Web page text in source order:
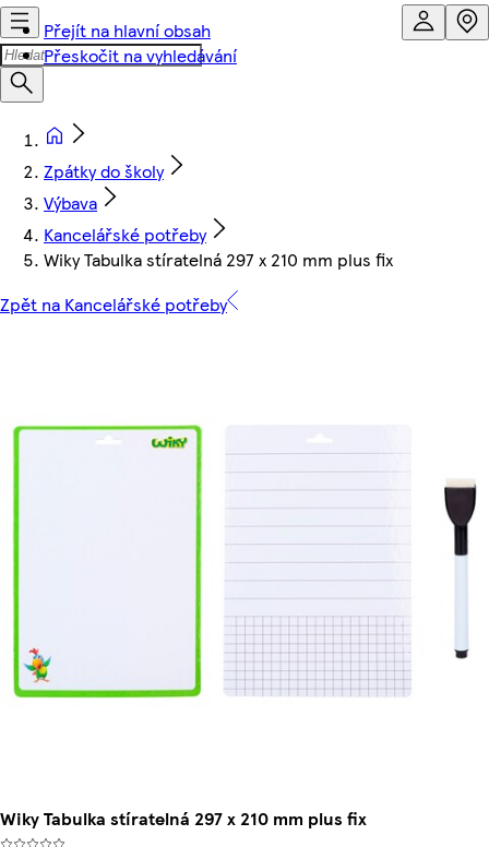
Přejít na hlavní obsah
Přeskočit na vyhledávání
Zpátky do školy
Výbava
Kancelářské potřeby
Wiky Tabulka stíratelná 297 x 210 mm plus fix
Zpět na Kancelářské potřeby
Wiky Tabulka stíratelná 297 x 210 mm plus fix